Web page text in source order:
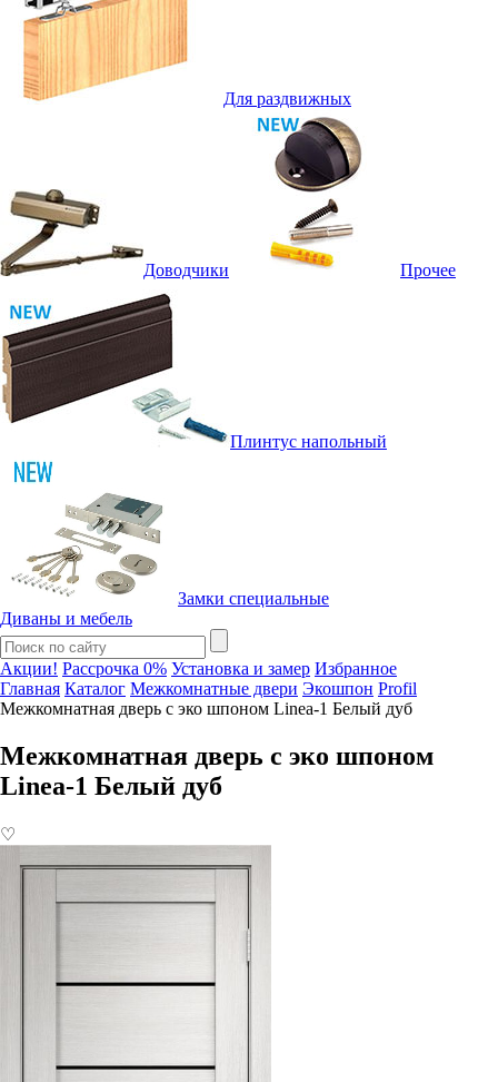
Для раздвижных
Доводчики Прочее
Плинтус напольный
Замки специальные
Диваны и мебель
Акции! Рассрочка 0% Установка и замер Избранное
Главная Каталог Межкомнатные двери Экошпон Profil
Межкомнатная дверь с эко шпоном Linea-1 Белый дуб
Межкомнатная дверь с эко шпоном
Linea-1 Белый дуб
♡